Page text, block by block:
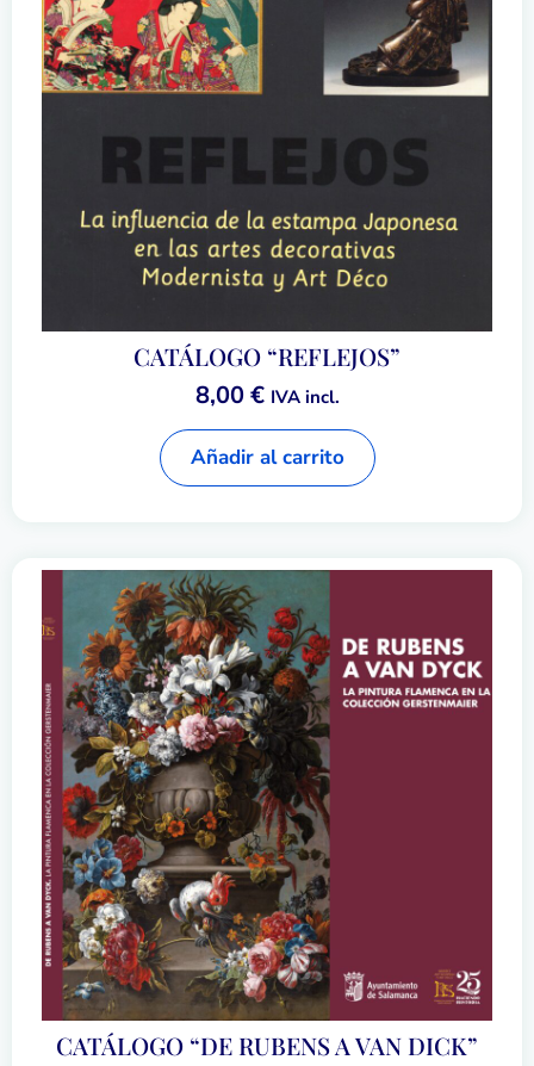
CATÁLOGO “REFLEJOS”
8,00€ IVA incl.
Añadir al carrito
CATÁLOGO “DE RUBENS A VAN DICK”